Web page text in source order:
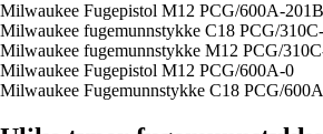
Milwaukee Fugepistol M12 PCG/600A-201B
Milwaukee fugemunnstykke C18 PCG/
Milwaukee fugemunnstykke M12 PCG/
Milwaukee Fugepistol M12 PCG/600A-0
Milwaukee Fugemunnstykke C18 PCG/